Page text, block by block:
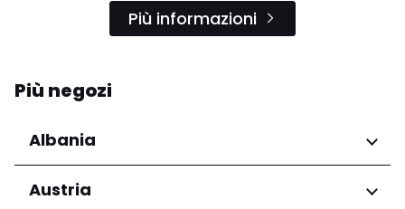
Più informazioni
Più negozi
Albania
Regioni
Austria